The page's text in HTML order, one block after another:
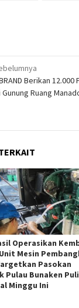
Berikan
Gunung Ruang
Operasikan
Mesin
Pasokan
Pulau Bunaken
Minggu Ini